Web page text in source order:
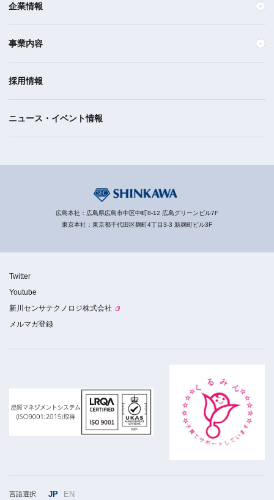
企業情報
事業内容
採用情報
ニュース・イベント情報
広島本社：広島県広島市中区中町8-12 広島グリーンビル7F
東京本社：東京都千代田区麹町4丁目3-3 新麹町ビル3F
Twitter
Youtube
新川センサテクノロジ株式会社
メルマガ登録
言語選択 JP EN